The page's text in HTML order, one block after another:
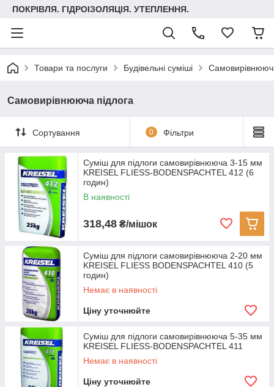
ПОКРІВЛЯ. ГІДРОІЗОЛЯЦІЯ. УТЕПЛЕННЯ.
Товари та послуги Будівельні суміші
Самовирівнююча підлога
Сортування 0 Фільтри
Суміш для підлоги самовирівнююча 3-15 мм
KREISEL FLIESS-BODENSPACHTEL 412 (6
годин)
В наявності
318,48 ₴/мішок
Суміш для підлоги самовирівнююча 2-20 мм
KREISEL FLIESS BODENSPACHTEL 410 (5
годин)
Немає в наявності
Ціну уточнюйте
Суміш для підлоги самовирівнююча 5-35 мм
KREISEL FLIESS-BODENSPACHTEL 411
Немає в наявності
Ціну уточнюйте